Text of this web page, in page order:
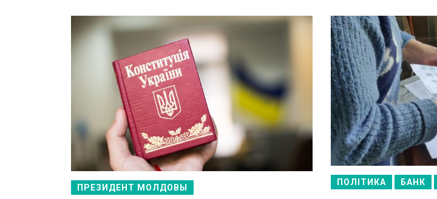
ПРЕЗИДЕНТ МОЛДОВЫ
ПОЛІТИКА БАНК